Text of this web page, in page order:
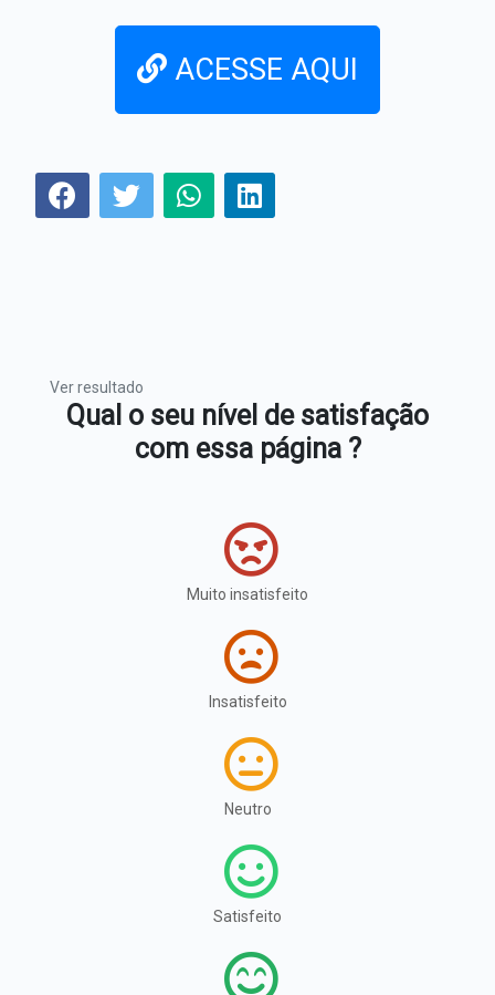
ACESSE AQUI
Ver resultado
Qual o seu nível de satisfação
com essa página ?
Muito insatisfeito
Insatisfeito
Neutro
Satisfeito